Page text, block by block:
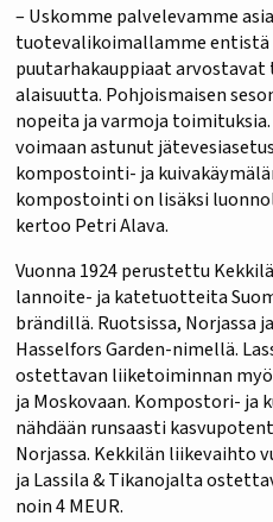
– Uskomme palvelevamme
tuotevalikoimallamme entistä
puutarhakauppiaat
alaisuutta. Pohjoismaisen
nopeita ja varmoja toimituksia.
voimaan astunut
kompostointi- ja
kompostointi on lisäksi
kertoo Petri Alava.
Vuonna 1924 perustettu
lannoite- ja katetuotteita
brändillä. Ruotsissa, Norjassa
Hasselfors Garden-nimellä.
ostettavan liiketoiminnan
ja Moskovaan. Kompostori- ja
nähdään runsaasti
Norjassa. Kekkilän liikevaihto
ja Lassila & Tikanojalta
noin 4 MEUR.